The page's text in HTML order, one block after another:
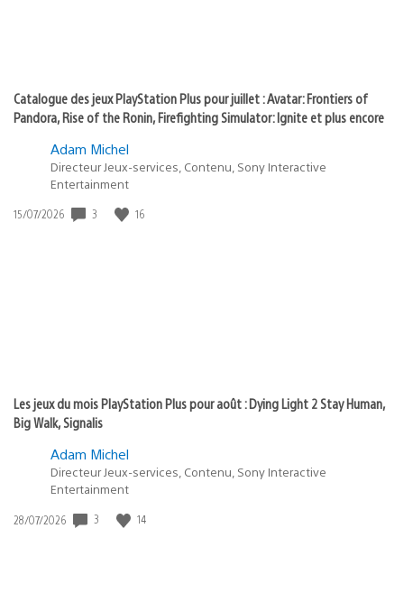
Catalogue des jeux PlayStation Plus pour juillet : Avatar: Frontiers of
Pandora, Rise of the Ronin, Firefighting Simulator: Ignite et plus encore
Adam Michel
Directeur Jeux-services, Contenu, Sony Interactive
Entertainment
Date
15/07/2026 3 16
Les jeux du mois PlayStation Plus pour août : Dying Light 2 Stay Human,
Big Walk, Signalis
Adam Michel
Directeur Jeux-services, Contenu, Sony Interactive
Entertainment
Date
28/07/2026 3 14